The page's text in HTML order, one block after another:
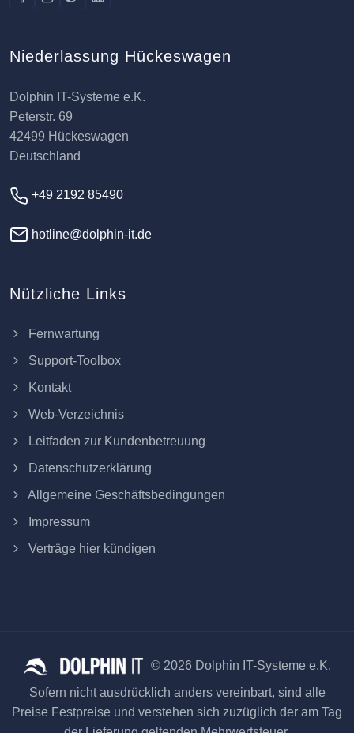
Niederlassung Hückeswagen
Dolphin IT-Systeme e.K.
Peterstr. 69
42499 Hückeswagen
Deutschland
+49 2192 85490
hotline@dolphin-it.de
Nützliche Links
Fernwartung
Support-Toolbox
Kontakt
Web-Verzeichnis
Leitfaden zur Kundenbetreuung
Datenschutzerklärung
Allgemeine Geschäftsbedingungen
Impressum
Verträge hier kündigen
© 2026 Dolphin IT-Systeme e.K.
Sofern nicht ausdrücklich anders vereinbart, sind alle
Preise Festpreise und verstehen sich zuzüglich der am Tag